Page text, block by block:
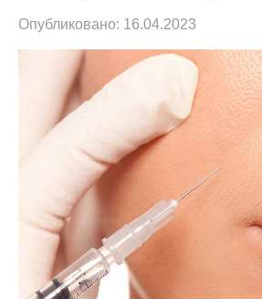
Опубликовано: 16.04.2023